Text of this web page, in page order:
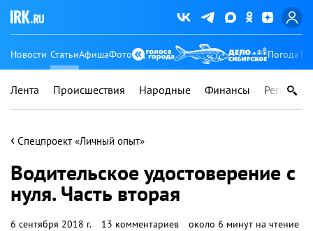
Новости СтатьиАфишаФото Погода
Лента Происшествия Народные Финансы Регионы
‹ Спецпроект «Личный опыт»
Водительское удостоверение с
нуля. Часть вторая
6 сентября 2018 г. 13 комментариев около 6 минут на чтение